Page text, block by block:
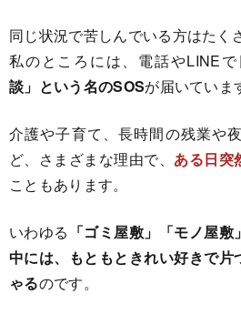
同じ状況で苦しんでいる方はたく
私のところには、電話やLINE
談」という名のSOSが届いていま
介護や子育て、長時間の残業や
ど、さまざまな理由で、 ある日突
こともあります。
いわゆる 「ゴミ屋敷」「モノ屋
中には、もともときれい好きで片
ゃるのです。